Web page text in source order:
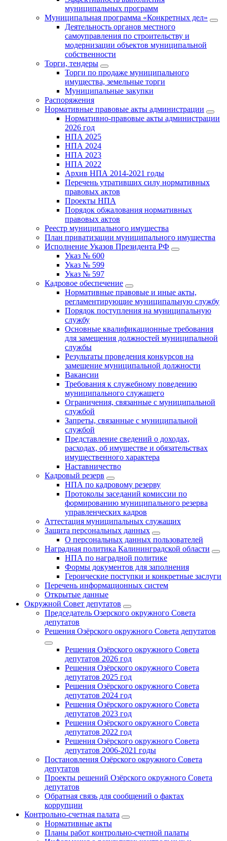
муниципальных программ
Муниципальная программа «Конкретных дел»
Деятельность органов местного
самоуправления по строительству и
модернизации объектов муниципальной
собственности
Торги, тендеры
Торги по продаже муниципального
имущества, земельные торги
Муниципальные закупки
Распоряжения
Нормативные правовые акты администрации
Нормативно-правовые акты администрации
2026 год
НПА 2025
НПА 2024
НПА 2023
НПА 2022
Архив НПА 2014-2021 годы
Перечень утративших силу нормативных
правовых актов
Проекты НПА
Порядок обжалования нормативных
правовых актов
Реестр муниципального имущества
План приватизации муниципального имущества
Исполнение Указов Президента РФ
Указ № 600
Указ № 599
Указ № 597
Кадровое обеспечение
Нормативные правовые и иные акты,
регламентирующие муниципальную службу
Порядок поступления на муниципальную
службу
Основные квалификационные требования
для замещения должностей муниципальной
службы
Результаты проведения конкурсов на
замещение муниципальной должности
Вакансии
Требования к служебному поведению
муниципального служащего
Ограничения, связанные с муниципальной
службой
Запреты, связанные с муниципальной
службой
Представление сведений о доходах,
расходах, об имуществе и обязательствах
имущественного характера
Наставничество
Кадровый резерв
НПА по кадровому резерву
Протоколы заседаний комиссии по
формированию муниципального резерва
управленческих кадров
Аттестация муниципальных служащих
Защита персональных данных
О персональных данных пользователей
Наградная политика Калининградской области
НПА по наградной политике
Формы документов для заполнения
Героические поступки и конкретные заслуги
Перечень информационных систем
Открытые данные
Окружной Совет депутатов
Председатель Озерского окружного Совета
депутатов
Решения Озёрского окружного Совета депутатов
Решения Озёрского окружного Совета
депутатов 2026 год
Решения Озёрского окружного Совета
депутатов 2025 год
Решения Озёрского окружного Совета
депутатов 2024 год
Решения Озёрского окружного Совета
депутатов 2023 год
Решения Озёрского окружного Совета
депутатов 2022 год
Решения Озёрского окружного Совета
депутатов 2006-2021 годы
Постановления Озёрского окружного Совета
депутатов
Проекты решений Озёрского окружного Совета
депутатов
Обратная связь для сообщений о фактах
коррупции
Контрольно-счетная палата
Нормативные акты
Планы работ контрольно-счетной палаты